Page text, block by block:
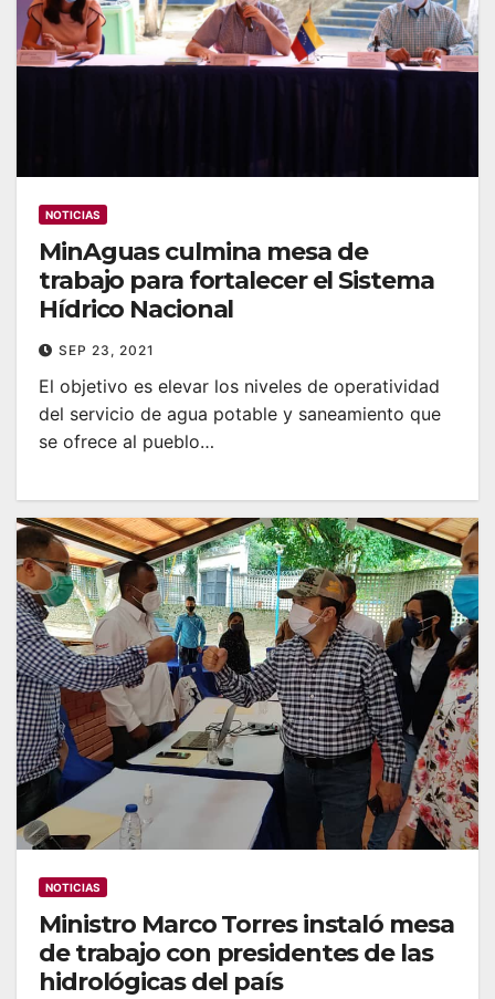
NOTICIAS
MinAguas culmina mesa de
trabajo para fortalecer el Sistema
Hídrico Nacional
SEP 23, 2021
El objetivo es elevar los niveles de operatividad
del servicio de agua potable y saneamiento que
se ofrece al pueblo…
NOTICIAS
Ministro Marco Torres instaló mesa
de trabajo con presidentes de las
hidrológicas del país